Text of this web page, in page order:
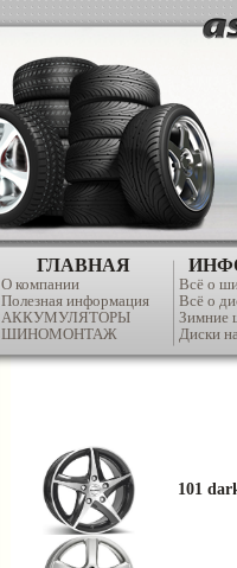
ГЛАВНАЯ
О компании
Полезная информация
АККУМУЛЯТОРЫ
ШИНОМОНТАЖ
Всё о
Всё о
Зимние
Диски
101